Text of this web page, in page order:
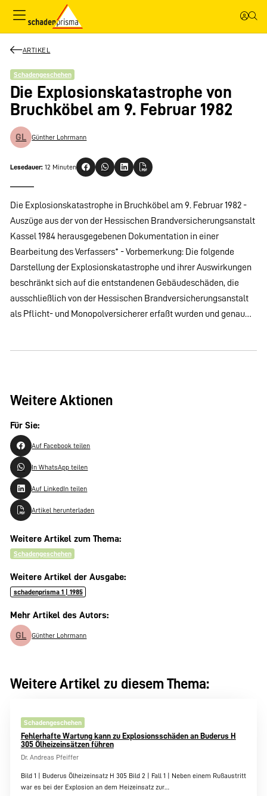
ARTIKEL
Schadengeschehen
Die Explosionskatastrophe von
Bruchköbel am 9. Februar 1982
GL Günther Lohrmann
Lesedauer: 12 Minuten
Die Explosionskatastrophe in Bruchköbel am 9. Februar 1982 -
Auszüge aus der von der Hessischen Brandversicherungsanstalt
Kassel 1984 herausgegebenen Dokumentation in einer
Bearbeitung des Verfassers* - Vorbemerkung: Die folgende
Darstellung der Explosionskatastrophe und ihrer Auswirkungen
beschränkt sich auf die entstandenen Gebäudeschäden, die
ausschließlich von der Hessischen Brandversicherungsanstalt
als Pflicht- und Monopolversicherer erfaßt wurden und genau…
Weitere Aktionen
Für Sie:
Auf Facebook teilen
In WhatsApp teilen
Auf LinkedIn teilen
Artikel herunterladen
Weitere Artikel zum Thema:
Schadengeschehen
Weitere Artikel der Ausgabe:
schadenprisma 1 | 1985
Mehr Artikel des Autors:
GL Günther Lohrmann
Weitere Artikel zu diesem Thema:
Schadengeschehen
Fehlerhafte Wartung kann zu Explosionsschäden an Buderus H
305 Ölheizeinsätzen führen
Dr. Andreas Pfeiffer
Bild 1 | Buderus Ölheizeinsatz H 305 Bild 2 | Fall 1 | Neben einem Rußaustritt
war es bei der Explosion an dem Heizeinsatz zur…